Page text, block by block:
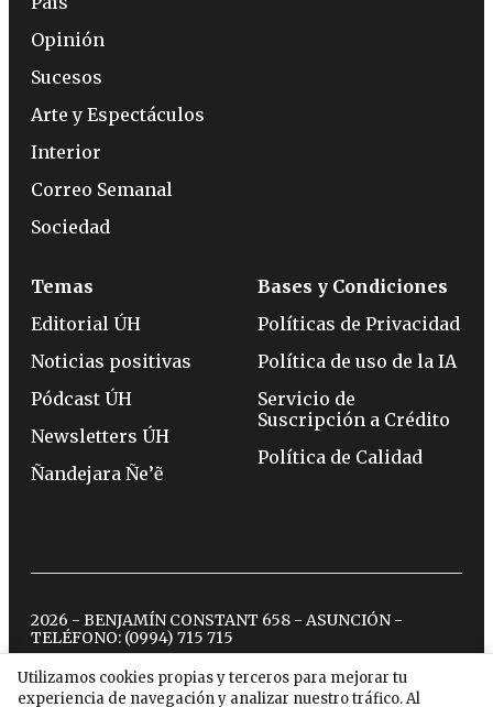
Utilizamos cookies propias y terceros para mejorar tu
experiencia de navegación y analizar nuestro tráfico. Al
Opinión
Sucesos
Arte y Espectáculos
Interior
Correo Semanal
Sociedad
Temas
Editorial ÚH
Noticias positivas
Pódcast ÚH
Newsletters ÚH
Ñandejara Ñe’ẽ
Bases y Condiciones
Políticas de Privacidad
Política de uso de la IA
Servicio de
Suscripción a Crédito
Política de Calidad
2026 - BENJAMÍN CONSTANT 658 - ASUNCIÓN -
TELÉFONO: (0994) 715 715